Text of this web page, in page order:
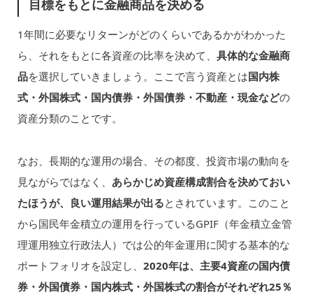
目標をもとに金融商品を決める
1年間に必要なリターンがどのくらいであるかがわかった
ら、それをもとに各資産の比率を決めて、 具体的な金融商
品を選択していきましょう。ここで言う資産とは国内株
式・外国株式・国内債券・外国債券・不動産・現金などの
資産分類のことです。
なお、長期的な運用の場合、その都度、投資市場の動向を
見ながらではなく、 あらかじめ資産構成割合を決めておい
たほうが、良い運用結果が出るとされています。このこと
から国民年金積立の運用を行っているGPIF（年金積立金管
理運用独立行政法人）では公的年金運用に関する基本的な
ポートフォリオを設定し、 2020年は、主要4資産の国内債
券・外国債券・国内株式・外国株式の割合がそれぞれ25％